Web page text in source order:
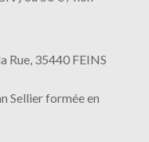
Rue, 35440 FEINS
Sellier formée en